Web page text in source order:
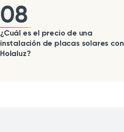
08
¿Cuál es el precio de una
instalación de placas solares con
Holaluz?